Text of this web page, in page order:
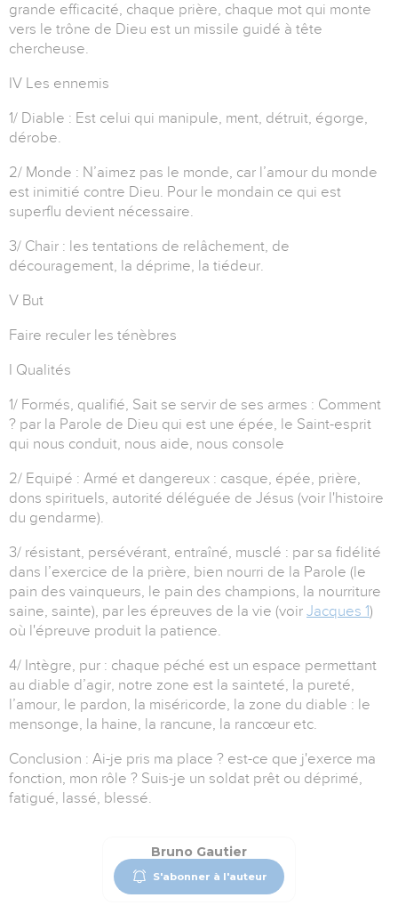
grande efficacité, chaque prière, chaque mot qui monte
vers le trône de Dieu est un missile guidé à tête
chercheuse.
IV Les ennemis
1/ Diable : Est celui qui manipule, ment, détruit, égorge,
dérobe.
2/ Monde : N’aimez pas le monde, car l’amour du monde
est inimitié contre Dieu. Pour le mondain ce qui est
superflu devient nécessaire.
3/ Chair : les tentations de relâchement, de
découragement, la déprime, la tiédeur.
V But
Faire reculer les ténèbres
I Qualités
1/ Formés, qualifié, Sait se servir de ses armes : Comment
? par la Parole de Dieu qui est une épée, le Saint-esprit
qui nous conduit, nous aide, nous console
2/ Equipé : Armé et dangereux : casque, épée, prière,
dons spirituels, autorité déléguée de Jésus (voir l'histoire
du gendarme).
3/ résistant, persévérant, entraîné, musclé : par sa fidélité
dans l’exercice de la prière, bien nourri de la Parole (le
pain des vainqueurs, le pain des champions, la nourriture
saine, sainte), par les épreuves de la vie (voir Jacques 1)
où l'épreuve produit la patience.
4/ Intègre, pur : chaque péché est un espace permettant
au diable d’agir, notre zone est la sainteté, la pureté,
l’amour, le pardon, la miséricorde, la zone du diable : le
mensonge, la haine, la rancune, la rancœur etc.
Conclusion : Ai-je pris ma place ? est-ce que j'exerce ma
fonction, mon rôle ? Suis-je un soldat prêt ou déprimé,
fatigué, lassé, blessé.
Bruno Gautier
S'abonner à l'auteur